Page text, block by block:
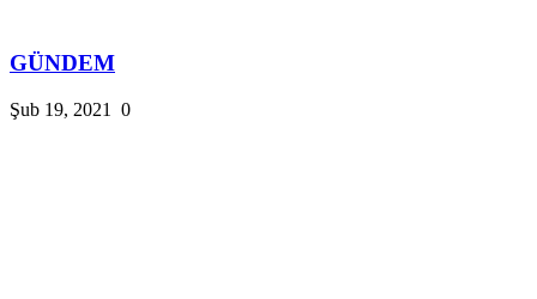
GÜNDEM
Şub 19, 2021 0